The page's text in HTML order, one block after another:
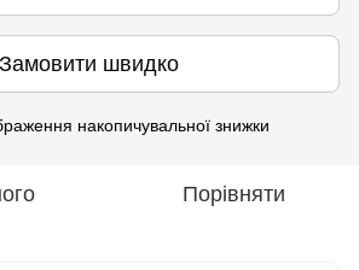
Замовити швидко
накопичувальної знижки
Порівняти